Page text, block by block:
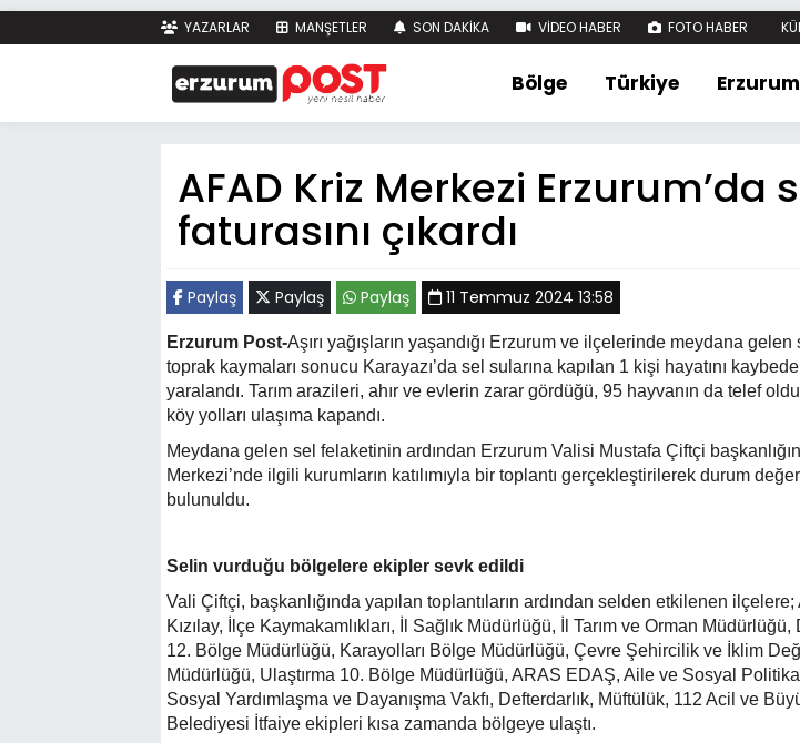
YAZARLAR MANŞETLER SON DAKİKA VİDEO HABER FOTO HABER
Bölge Türkiye Erzurum
AFAD Kriz Merkezi Erzurum’da
faturasını çıkardı
Paylaş Paylaş Paylaş 11 Temmuz 2024 13:58
Erzurum Post-Aşırı yağışların yaşandığı Erzurum ve ilçelerinde meydana gelen
toprak kaymaları sonucu Karayazı’da sel sularına kapılan 1 kişi hayatını
yaralandı. Tarım arazileri, ahır ve evlerin zarar gördüğü, 95 hayvanın da telef
köy yolları ulaşıma kapandı.
Meydana gelen sel felaketinin ardından Erzurum Valisi Mustafa Çiftçi
Merkezi’nde ilgili kurumların katılımıyla bir toplantı gerçekleştirilerek durum
bulunuldu.
Selin vurduğu bölgelere ekipler sevk edildi
Vali Çiftçi, başkanlığında yapılan toplantıların ardından selden etkilenen
Kızılay, İlçe Kaymakamlıkları, İl Sağlık Müdürlüğü, İl Tarım ve Orman
12. Bölge Müdürlüğü, Karayolları Bölge Müdürlüğü, Çevre Şehircilik ve İklim
Müdürlüğü, Ulaştırma 10. Bölge Müdürlüğü, ARAS EDAŞ, Aile ve Sosyal
Sosyal Yardımlaşma ve Dayanışma Vakfı, Defterdarlık, Müftülük, 112 Acil ve
Belediyesi İtfaiye ekipleri kısa zamanda bölgeye ulaştı.